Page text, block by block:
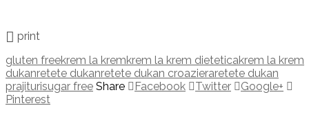
print
gluten freekrem la kremkrem la krem dieteticakrem la krem
dukanretete dukanretete dukan croazieraretete dukan
prajiturisugar free Share Facebook Twitter
Google+
Pinterest